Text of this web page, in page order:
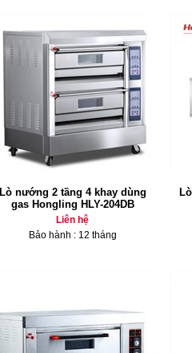
Lò nướng 2 tầng 4 khay dùng
gas Hongling HLY-204DB
Liên hệ
Bảo hành : 12 tháng